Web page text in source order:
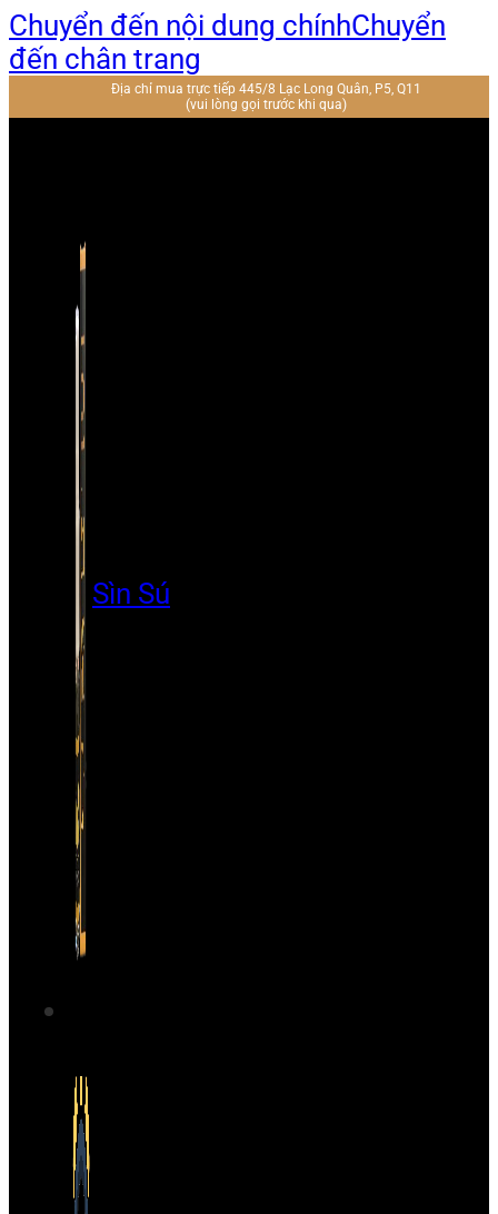
Chuyển đến nội dung chínhChuyển
đến chân trang
Địa chỉ mua trực tiếp 445/8 Lạc Long Quân, P5, Q11
(vui lòng gọi trước khi qua)
Sìn Sú